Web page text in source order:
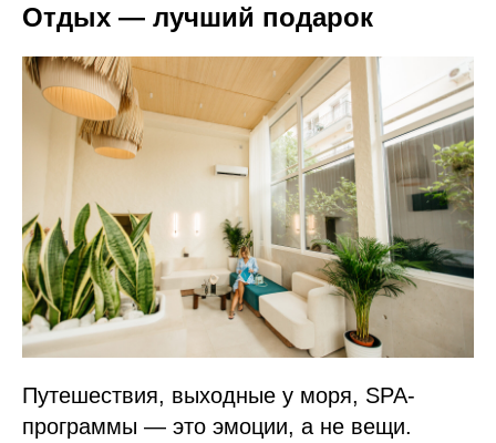
Отдых — лучший подарок
Путешествия, выходные у моря, SPA-
программы — это эмоции, а не вещи.